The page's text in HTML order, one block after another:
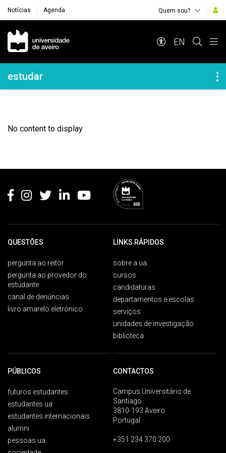
Notícias Agenda Quem sou?
Navegação Principal
EN
Navegação Lateral
estudar
No content to display
QUESTÕES
pergunta ao reitor
pergunta ao provedor do
estudante
canal de denúncias
livro amarelo eletrónico
LINKS RÁPIDOS
sobre a ua
cursos
candidaturas
departamentos e escolas
serviços
unidades de investigação
biblioteca
PÚBLICOS
futuros estudantes
estudantes ua
estudantes internacionais
alumni
pessoas ua
CONTACTOS
Campus Universitário de
Santiago
3810-193 Aveiro
Portugal
+351 234 370 200